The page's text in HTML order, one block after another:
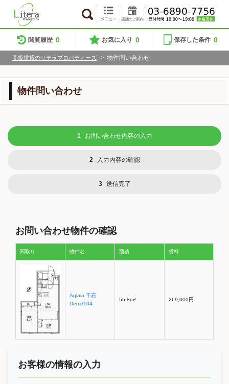
閲覧履歴 0 お気に入り 0 保存した条件 0
高級賃貸のリテラプロパティーズ > 物件問い合わせ
物件問い合わせ
1 お問い合わせ内容の入力
2 入力内容の確認
3 送信完了
お問い合わせ物件の確認
間取り 物件名 面積 賃料
Aglaia 千石
Deux/104
55.8m² 269,000円
お客様の情報の入力